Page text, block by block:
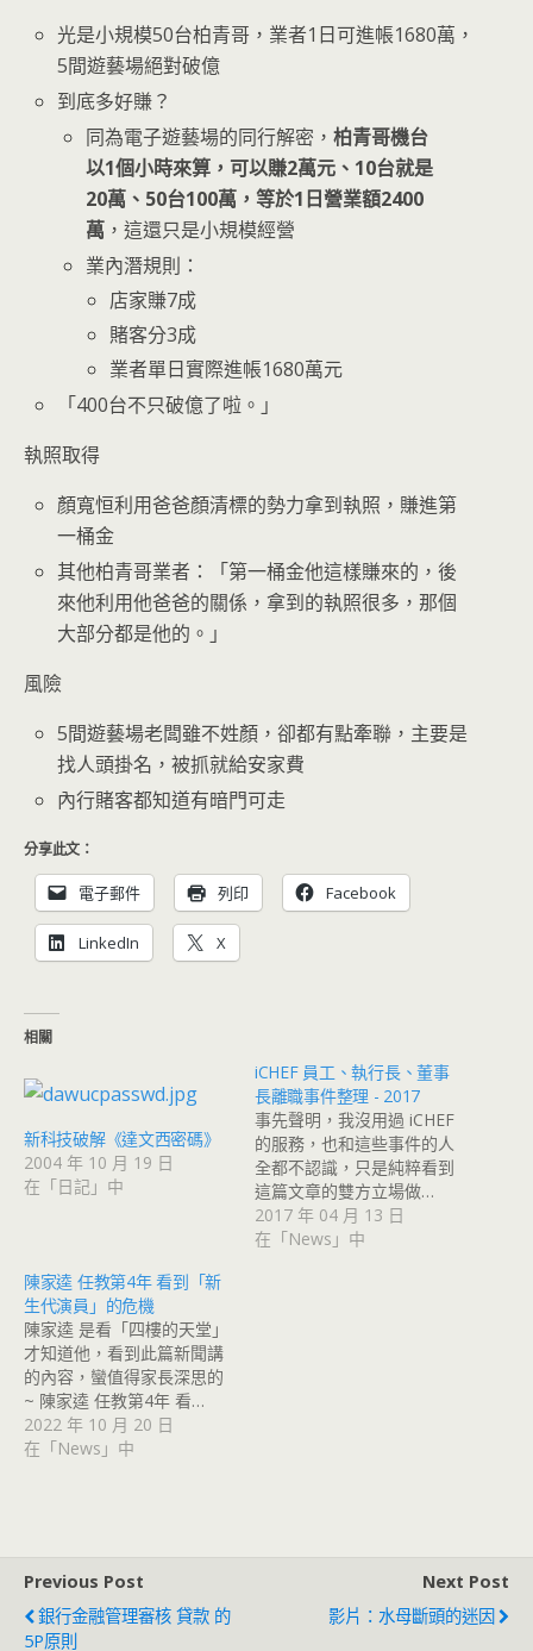
光是小規模50台柏青哥，業者1日可進帳1680萬，
5間遊藝場絕對破億
到底多好賺？
同為電子遊藝場的同行解密，柏青哥機台
以1個小時來算，可以賺2萬元、10台就是
20萬、50台100萬，等於1日營業額2400
萬 ，這還只是小規模經營
業內潛規則：
店家賺7成
賭客分3成
業者單日實際進帳1680萬元
「400台不只破億了啦。」
執照取得
顏寬恒利用爸爸顏清標的勢力拿到執照，賺進第
一桶金
其他柏青哥業者：「第一桶金他這樣賺來的，後
來他利用他爸爸的關係，拿到的執照很多，那個
大部分都是他的。」
風險
5間遊藝場老闆雖不姓顏，卻都有點牽聯，主要是
找人頭掛名，被抓就給安家費
內行賭客都知道有暗門可走
分享此文：
電子郵件 列印 Facebook
LinkedIn X
相關
新科技破解《達文西密碼》
2004 年 10 月 19 日
在「日記」中
iCHEF 員工、執行長、董事
長離職事件整理 - 2017
事先聲明，我沒用過 iCHEF
的服務，也和這些事件的人
全都不認識，只是純粹看到
這篇文章的雙方立場做…
2017 年 04 月 13 日
在「News」中
陳家逵 任教第4年 看到「新
生代演員」的危機
陳家逵 是看「四樓的天堂」
才知道他，看到此篇新聞講
的內容，蠻值得家長深思的
~ 陳家逵 任教第4年 看…
2022 年 10 月 20 日
在「News」中
Previous Post
銀行金融管理審核 貸款 的
5P原則
Next Post
影片：水母斷頭的迷因